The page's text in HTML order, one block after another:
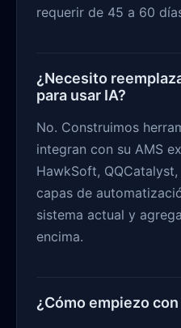
requerir de 45 a 60
¿Necesito
para usar IA?
No. Construimos
integran con su AMS
HawkSoft,
capas de
sistema actual y
encima.
¿Cómo empiezo